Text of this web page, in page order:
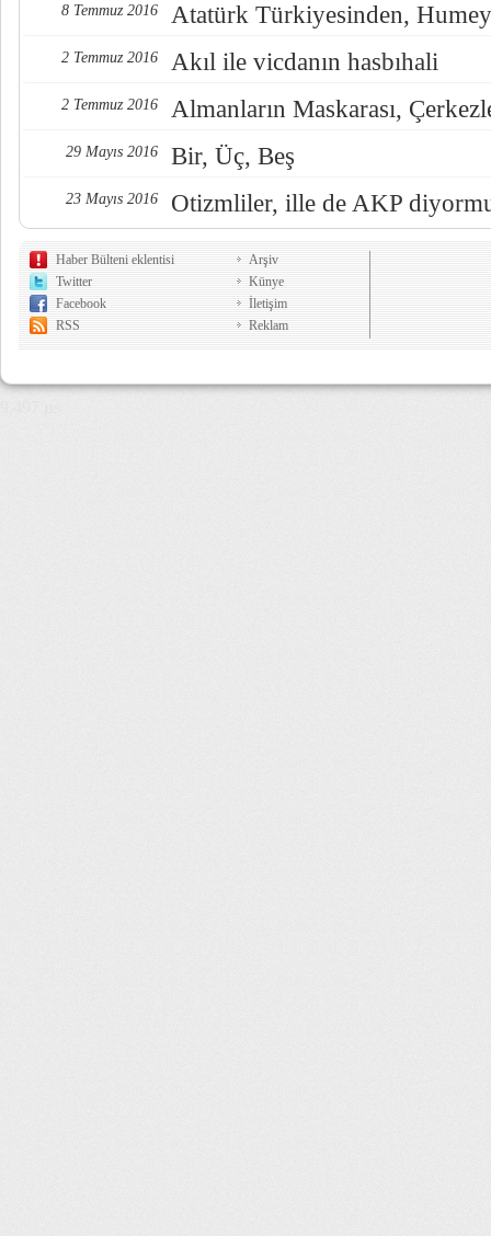
8 Temmuz 2016 Atatürk Türkiyesinden,
2 Temmuz 2016 Akıl ile vicdanın hasbıhali
2 Temmuz 2016 Almanların Maskarası,
29 Mayıs 2016 Bir, Üç, Beş
23 Mayıs 2016 Otizmliler, ille de AKP
Haber Bülteni eklentisi
Twitter
Facebook
RSS
Arşiv
Künye
İletişim
Reklam